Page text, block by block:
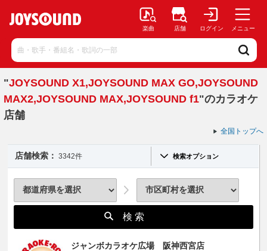
楽曲 店舗 ログイン メニュー
"JOYSOUND X1,JOYSOUND MAX GO,JOYSOUND
MAX2,JOYSOUND MAX,JOYSOUND f1"のカラオケ
店舗
全国トップへ
店舗検索： 3342件 検索オプション
検 索
ジャンボカラオケ広場 阪神西宮店